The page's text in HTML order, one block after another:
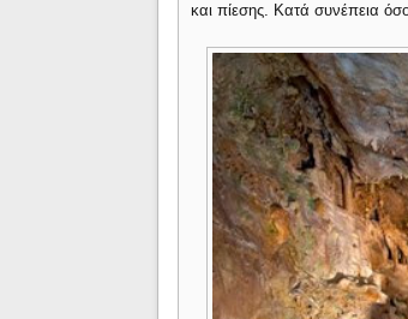
και πίεσης. Κατά συνέπεια